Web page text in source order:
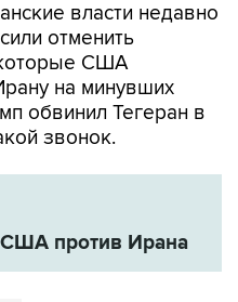
США
на минувших
обвинил Тегеран в
звонок.
против Ирана